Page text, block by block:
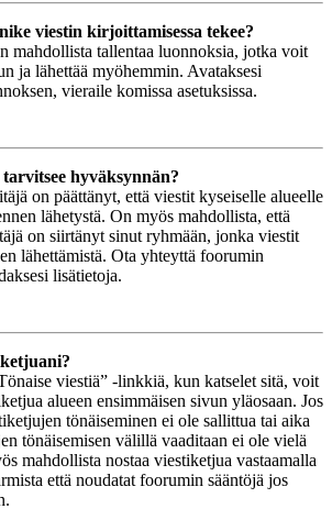
viestin kirjoittamisessa tekee?
mahdollista tallentaa luonnoksia, jotka voit
ja lähettää myöhemmin. Avataksesi
vieraile komissa asetuksissa.
hyväksynnän?
on päättänyt, että viestit kyseiselle alueelle
lähetystä. On myös mahdollista, että
on siirtänyt sinut ryhmään, jonka viestit
lähettämistä. Ota yhteyttä foorumin
lisätietoja.
viestiä” -linkkiä, kun katselet sitä, voit
alueen ensimmäisen sivun yläosaan. Jos
tönäiseminen ei ole sallittua tai aika
tönäisemisen välillä vaaditaan ei ole vielä
mahdollista nostaa viestiketjua vastaamalla
että noudatat foorumin sääntöjä jos